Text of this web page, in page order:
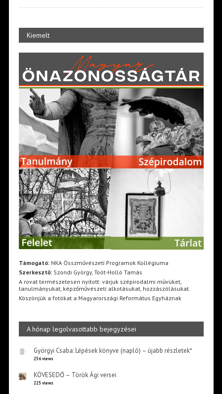
Kiemelt
Támogató:NKA Összművészeti Programok Kollégiuma
Szerkesztő:Szondi György, Toót-Holló Tamás
A rovat természetesen nyitott: várjuk szépirodalmi művüket,
tanulmányukat, képzőművészeti alkotásukat, hozzászólásukat.
Köszönjük a fotókat a Magyarországi Református Egyháznak
A hónap legolvasottabb bejegyzései
Györgyi Csaba: Lépések könyve (napló) – újabb részletek*
256 views
KÖVESEDŐ – Török Ági versei
225 views